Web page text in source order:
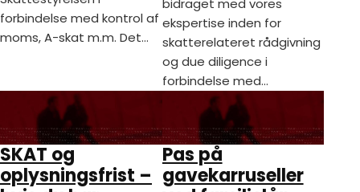
forbindelse med kontrol af
moms, A-skat m.m. Det…
bidraget med vores
ekspertise inden for
skatterelateret rådgivning
og due diligence i
forbindelse med…
SKAT og
oplysningsfrist –
Pas på
gavekarruseller